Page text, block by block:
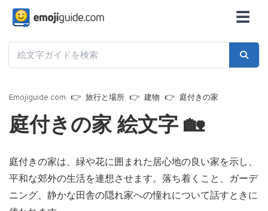
☰
Emojiguide.com 旅行と場所 建物 庭付きの家
庭付きの家 絵文字 🏡
庭付きの家は、緑や花に囲まれた居心地の良い家を示し、
平和な郊外の生活を連想させます。落ち着くこと、ガーデ
ニング、静かな田舎の隠れ家への憧れについて話すときに